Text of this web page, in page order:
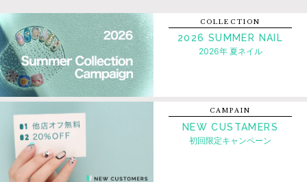
COLLECTION
2026 SUMMER NAIL
2026年 夏ネイル
CAMPAIN
NEW CUSTAMERS
初回限定キャンペーン